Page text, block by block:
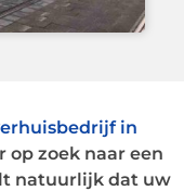
in
op zoek naar een
natuurlijk dat uw